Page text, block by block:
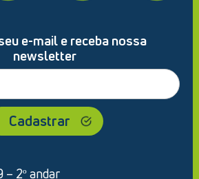
e-mail e receba nossa
newsletter
– 2º andar